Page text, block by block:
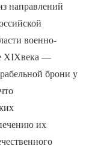
направлений
военно-
XIXвека —
брони у
их